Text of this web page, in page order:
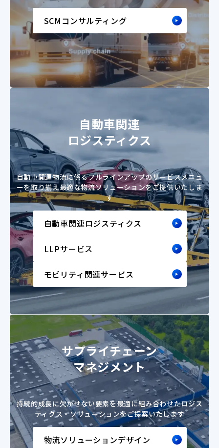
SCMコンサルティング
自動車関連
ロジスティクス
自動車関連物流に係るフルラインアップのサービスメニュ
ーを取り揃え最適な物流ソリューションをご提供いたしま
す
自動車関連ロジスティクス
LLPサービス
モビリティ関連サービス
サプライチェーン
マネジメント​
持続的成長に欠かせない要素を最適に組み合わせたロジス
ティクス・ソリューションをご提案いたします
物流ソリューションデザイン